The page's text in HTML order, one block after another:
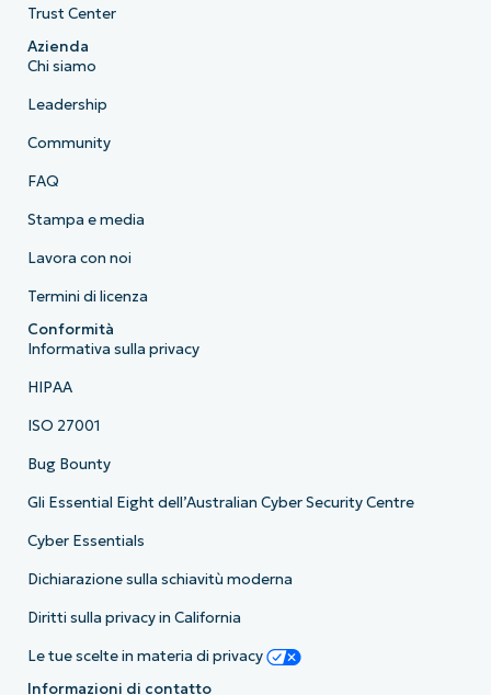
Trust Center
Azienda
Chi siamo
Leadership
Community
FAQ
Stampa e media
Lavora con noi
Termini di licenza
Conformità
Informativa sulla privacy
HIPAA
ISO 27001
Bug Bounty
Gli Essential Eight dell’Australian Cyber Security Centre
Cyber Essentials
Dichiarazione sulla schiavitù moderna
Diritti sulla privacy in California
Le tue scelte in materia di privacy
Informazioni di contatto